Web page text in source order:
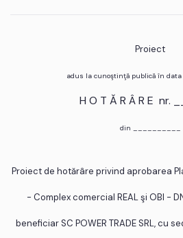
Proiect
adus la cunoştinţă publică în
H O T Ă R Â R E nr.
din __________
Proiect de hotărâre privind aprobarea
- Complex comercial REAL şi OBI -
beneficiar SC POWER TRADE SRL, cu